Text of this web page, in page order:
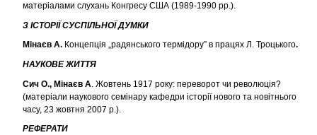
матеріалами слухань Конгресу США (1989-1990 рр.).
З ІСТОРІЇ СУСПІЛЬНОЇ ДУМКИ
Мінаєв А. Концепція „радянського термідору” в працях Л. Троцького.
НАУКОВЕ ЖИТТЯ
Сич О., Мінаєв А . Жовтень 1917 року: переворот чи революція?
(матеріали наукового семінару кафедри історії нового та новітнього
часу, 23 жовтня 2007 р.).
РЕФЕРАТИ